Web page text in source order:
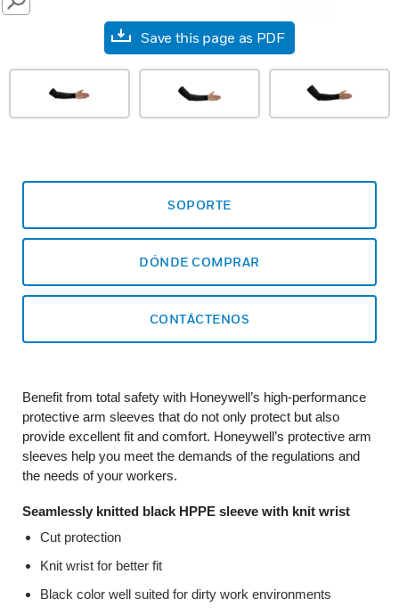
SEARCH
Save this page as PDF
SOPORTE
DÓNDE COMPRAR
CONTÁCTENOS
Benefit from total safety with Honeywell’s high-performance
protective arm sleeves that do not only protect but also
provide excellent fit and comfort. Honeywell’s protective arm
sleeves help you meet the demands of the regulations and
the needs of your workers.
Seamlessly knitted black HPPE sleeve with knit wrist
Cut protection
Knit wrist for better fit
Black color well suited for dirty work environments